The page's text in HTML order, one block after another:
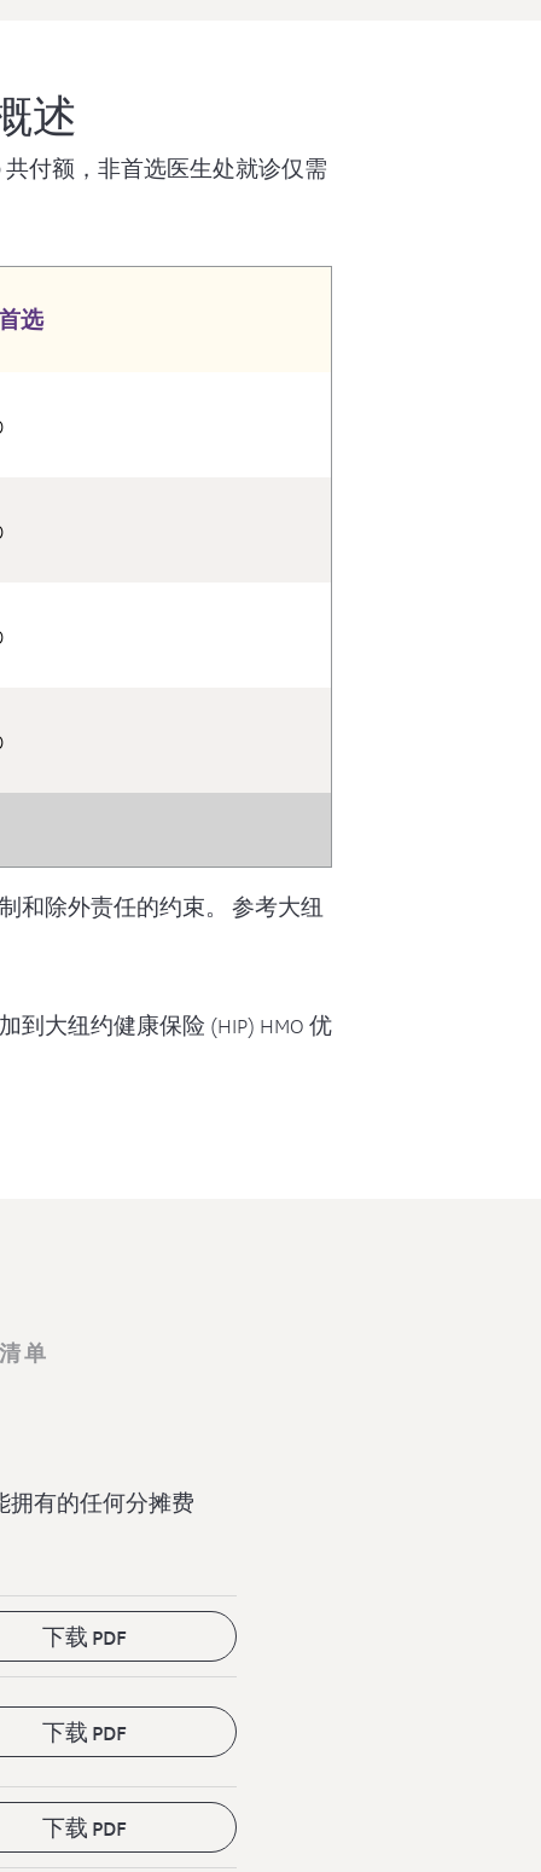
述
共付额，非首选医生处就诊仅需
选
和除外责任的约束。 参考大纽
大纽约健康保险 (HIP) HMO 优
单
拥有的任何分摊费
下载 PDF
下载 PDF
下载 PDF